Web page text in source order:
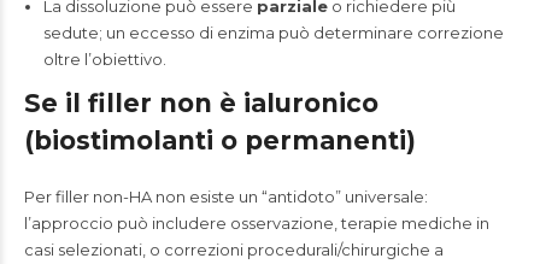
La dissoluzione può essere parzialeo richiedere più
sedute; un eccesso di enzima può determinare correzione
oltre l’obiettivo.
Se il filler non è ialuronico
(biostimolanti o permanenti)
Per filler non-HA non esiste un “antidoto” universale:
l’approccio può includere osservazione, terapie mediche in
casi selezionati, o correzioni procedurali/chirurgiche a